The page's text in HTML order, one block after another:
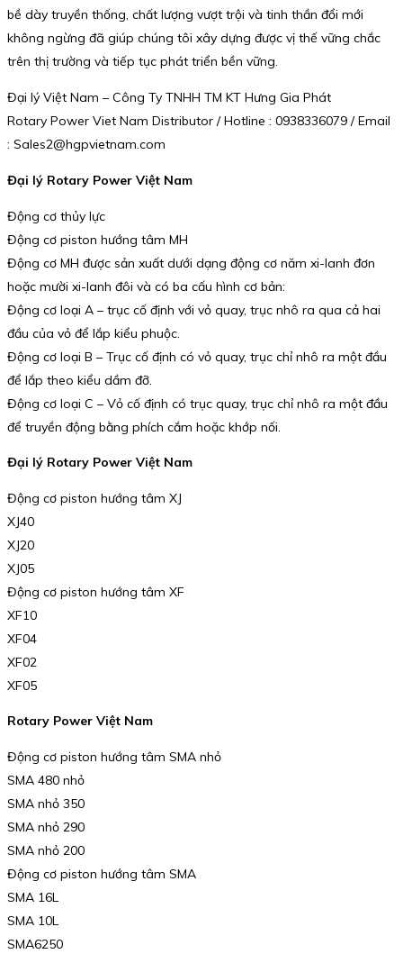
bề dày truyền thống, chất lượng vượt trội và tinh thần đổi mới
không ngừng đã giúp chúng tôi xây dựng được vị thế vững chắc
trên thị trường và tiếp tục phát triển bền vững.
Đại lý Việt Nam – Công Ty TNHH TM KT Hưng Gia Phát
Rotary Power Viet Nam Distributor / Hotline : 0938336079 / Email
: Sales2@hgpvietnam.com
Đại lý Rotary Power Việt Nam
Động cơ thủy lực
Động cơ piston hướng tâm MH
Động cơ MH được sản xuất dưới dạng động cơ năm xi-lanh đơn
hoặc mười xi-lanh đôi và có ba cấu hình cơ bản:
Động cơ loại A – trục cố định với vỏ quay, trục nhô ra qua cả hai
đầu của vỏ để lắp kiểu phuộc.
Động cơ loại B – Trục cố định có vỏ quay, trục chỉ nhô ra một đầu
để lắp theo kiểu dầm đỡ.
Động cơ loại C – Vỏ cố định có trục quay, trục chỉ nhô ra một đầu
để truyền động bằng phích cắm hoặc khớp nối.
Đại lý Rotary Power Việt Nam
Động cơ piston hướng tâm XJ
XJ40
XJ20
XJ05
Động cơ piston hướng tâm XF
XF10
XF04
XF02
XF05
Rotary Power Việt Nam
Động cơ piston hướng tâm SMA nhỏ
SMA 480 nhỏ
SMA nhỏ 350
SMA nhỏ 290
SMA nhỏ 200
Động cơ piston hướng tâm SMA
SMA 16L
SMA 10L
SMA6250